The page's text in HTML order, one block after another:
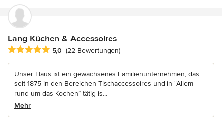
Lang Küchen & Accessoires
Durchschnittliche Bewertung: 5 von 5 Sternen
5,0 (22 Bewertungen)
Unser Haus ist ein gewachsenes Familienunternehmen, das
seit 1875 in den Bereichen Tischaccessoires und in “Allem
rund um das Kochen” tätig is...
Mehr